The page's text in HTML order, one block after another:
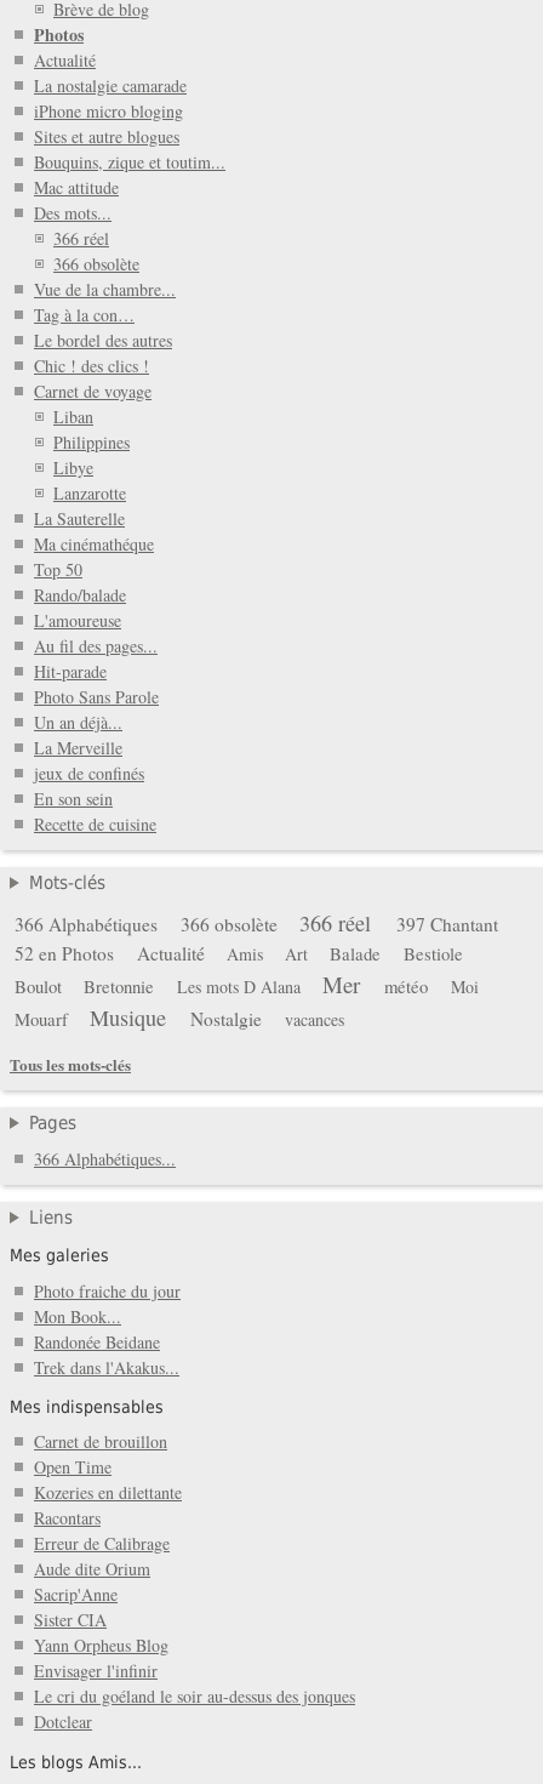
Brève de blog
Photos
Actualité
La nostalgie camarade
iPhone micro bloging
Sites et autre blogues
Bouquins, zique et toutim...
Mac attitude
Des mots...
366 réel
366 obsolète
Vue de la chambre...
Tag à la con…
Le bordel des autres
Chic ! des clics !
Carnet de voyage
Liban
Philippines
Libye
Lanzarotte
La Sauterelle
Ma cinémathéque
Top 50
Rando/balade
L'amoureuse
Au fil des pages...
Hit-parade
Photo Sans Parole
Un an déjà...
La Merveille
jeux de confinés
En son sein
Recette de cuisine
Mots-clés
366 Alphabétiques 366 obsolète 366 réel
397 Chantant
52 en Photos
Actualité Amis Art Balade
Bestiole
Boulot
Bretonnie Les mots D Alana Mer météo Moi
Mouarf Musique Nostalgie
vacances
Tous les mots-clés
Pages
366 Alphabétiques...
Liens
Mes galeries
Photo fraiche du jour
Mon Book...
Randonée Beidane
Trek dans l'Akakus...
Mes indispensables
Carnet de brouillon
Open Time
Kozeries en dilettante
Racontars
Erreur de Calibrage
Aude dite Orium
Sacrip'Anne
Sister CIA
Yann Orpheus Blog
Envisager l'infinir
Le cri du goéland le soir au-dessus des jonques
Dotclear
Les blogs Amis...